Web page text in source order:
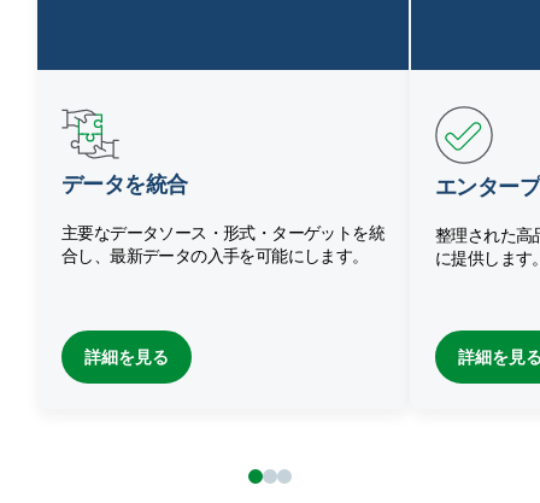
データを統合
主要なデータソース・形式・ターゲットを統
合し、最新データの入手を可能にします。
詳細を見る
エンター
整理された高
に提供します
詳細を見